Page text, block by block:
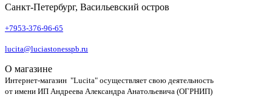
Санкт-Петербург, Васильевский остров
+7953-376-96-65
lucita@luciastonesspb.ru
О магазине
Интернет-магазин "Lucita" осуществляет свою деятельность
от имени ИП Андреева Александра Анатольевича (ОГРНИП)